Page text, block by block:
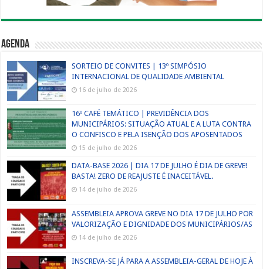
Agenda
SORTEIO DE CONVITES | 13º SIMPÓSIO
INTERNACIONAL DE QUALIDADE AMBIENTAL
16 de julho de 2026
16º CAFÉ TEMÁTICO | PREVIDÊNCIA DOS
MUNICIPÁRIOS: SITUAÇÃO ATUAL E A LUTA CONTRA
O CONFISCO E PELA ISENÇÃO DOS APOSENTADOS
15 de julho de 2026
DATA-BASE 2026 | DIA 17 DE JULHO É DIA DE GREVE!
BASTA! ZERO DE REAJUSTE É INACEITÁVEL.
14 de julho de 2026
ASSEMBLEIA APROVA GREVE NO DIA 17 DE JULHO POR
VALORIZAÇÃO E DIGNIDADE DOS MUNICIPÁRIOS/AS
14 de julho de 2026
INSCREVA-SE JÁ PARA A ASSEMBLEIA-GERAL DE HOJE À